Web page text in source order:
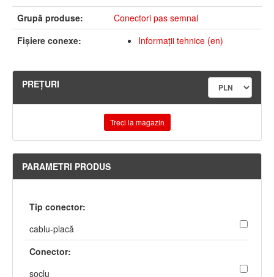
Grupă produse:
Conectori pas semnal
Fişiere conexe:
Informaţii tehnice (en)
PREŢURI
Treci la magazin
PARAMETRI PRODUS
Tip conector:
cablu-placă
Conector:
soclu